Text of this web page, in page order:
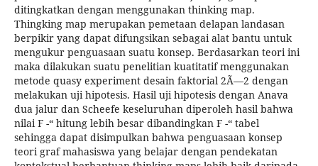
ditingkatkan dengan menggunakan thinking map.
Thingking map merupakan pemetaan delapan landasan
berpikir yang dapat difungsikan sebagai alat bantu untuk
mengukur penguasaan suatu konsep. Berdasarkan teori ini
maka dilakukan suatu penelitian kuatitatif menggunakan
metode quasy experiment desain faktorial 2Ã—2 dengan
melakukan uji hipotesis. Hasil uji hipotesis dengan Anava
dua jalur dan Scheefe keseluruhan diperoleh hasil bahwa
nilai F -“ hitung lebih besar dibandingkan F -“ tabel
sehingga dapat disimpulkan bahwa penguasaan konsep
teori graf mahasiswa yang belajar dengan pendekatan